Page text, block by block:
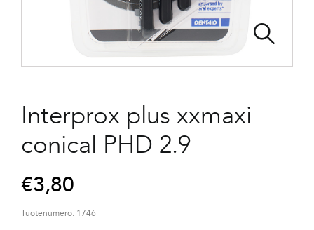
Interprox plus xxmaxi
conical PHD 2.9
€3,80
Tuotenumero: 1746